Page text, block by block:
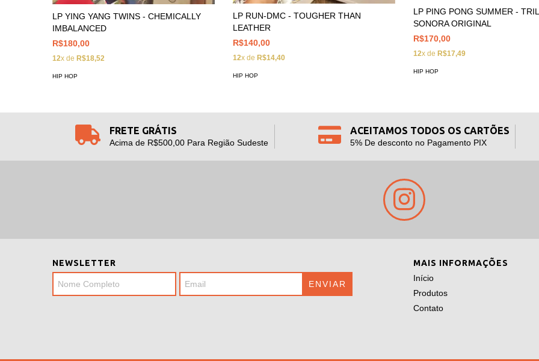
LP YING YANG TWINS - CHEMICALLY
IMBALANCED
R$180,00
12x de R$18,52
HIP HOP
LP RUN-DMC - TOUGHER THAN
LEATHER
R$140,00
12x de R$14,40
HIP HOP
LP PING PONG SUMMER -
SONORA ORIGINAL
R$170,00
12x de R$17,49
HIP HOP
FRETE GRÁTIS
Acima de R$500,00 Para Região Sudeste
ACEITAMOS TODOS OS CARTÕES
5% De desconto no Pagamento PIX
NEWSLETTER
MAIS INFORMAÇÕES
Início
Produtos
Contato